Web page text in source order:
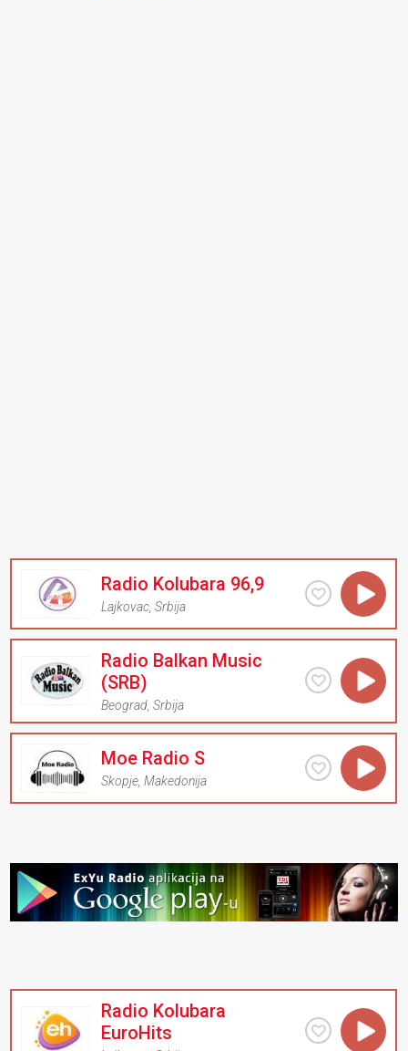
Radio Kolubara 96,9
Lajkovac ,Srbija
Radio Balkan Music
(SRB)
Beograd ,Srbija
Moe Radio S
Skopje ,Makedonija
Radio Kolubara
EuroHits